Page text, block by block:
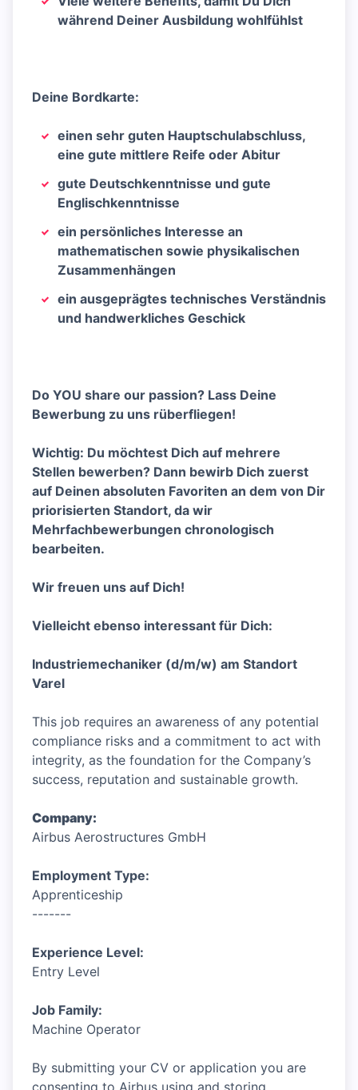
während Deiner Ausbildung wohlfühlst
Deine Bordkarte:
einen sehr guten Hauptschulabschluss,
eine gute mittlere Reife oder Abitur
gute Deutschkenntnisse und gute
Englischkenntnisse
ein persönliches Interesse an
mathematischen sowie physikalischen
Zusammenhängen
ein ausgeprägtes technisches Verständnis
und handwerkliches Geschick
Do YOU share our passion? Lass Deine
Bewerbung zu uns rüberfliegen!
Wichtig: Du möchtest Dich auf mehrere
Stellen bewerben? Dann bewirb Dich zuerst
auf Deinen absoluten Favoriten an dem von Dir
priorisierten Standort, da wir
Mehrfachbewerbungen chronologisch
bearbeiten.
Wir freuen uns auf Dich!
Vielleicht ebenso interessant für Dich:
Industriemechaniker (d/m/w) am Standort
Varel
This job requires an awareness of any potential
compliance risks and a commitment to act with
integrity, as the foundation for the Company’s
success, reputation and sustainable growth.
Company:
Airbus Aerostructures GmbH
Employment Type:
Apprenticeship
-------
Experience Level:
Entry Level
Job Family:
Machine Operator
By submitting your CV or application you are